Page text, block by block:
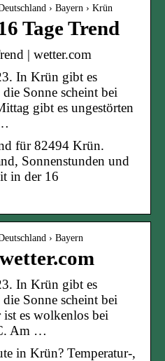
› Bayern › Krün
Tage Trend
| wetter.com
In Krün gibt es
Sonne scheint bei
gibt es ungestörten
für 82494 Krün.
Sonnenstunden und
in der 16
› Bayern
In Krün gibt es
Sonne scheint bei
ist es wolkenlos bei
Am …
in Krün? Temperatur-,